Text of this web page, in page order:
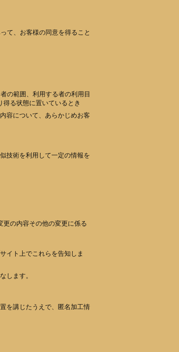
て、お客様の同意を得ること
の範囲、利用する者の利用目
る状態に置いているとき
容について、あらかじめお客
技術を利用して一定の情報を
更の内容その他の変更に係る
イト上でこれらを告知しま
します。
を講じたうえで、匿名加工情